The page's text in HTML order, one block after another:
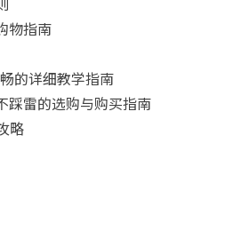
物指南
的详细教学指南
踩雷的选购与购买指南
略